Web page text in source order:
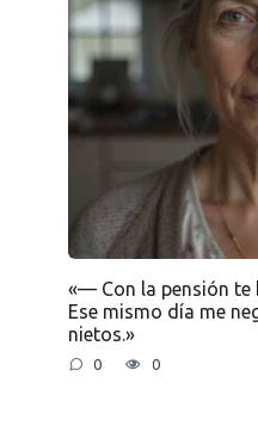
«— Con la pensión
Ese mismo día me
nietos.»
0 0